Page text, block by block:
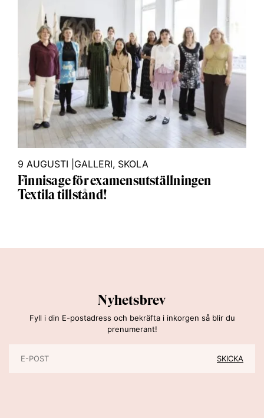
9 AUGUSTI GALLERI, SKOLA
Finnisage för examensutställningen
Textila tillstånd!
Nyhetsbrev
Fyll i din E-postadress och bekräfta i inkorgen så blir du
prenumerant!